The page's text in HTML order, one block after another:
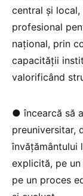
central și
profesional
național, prin
capacității
valorificând
● încearcă să
preuniversitar,
învățământului
explicită, pe
pe un proces